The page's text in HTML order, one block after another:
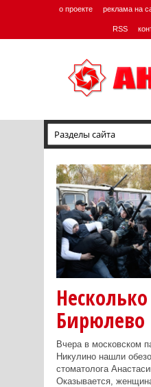
о проекте реклама на
RSS
Бирюлево
Вчера в московском
Никулино нашли
стоматолога
Оказывается,